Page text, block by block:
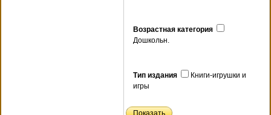
Возрастная категория
Дошкольн.
Тип издания
Книги-игрушки и
игры